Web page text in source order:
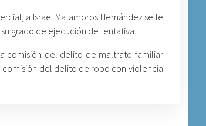
a Israel Matamoros Hernández se le
grado de ejecución de tentativa.
comisión del delito de maltrato familiar
comisión del delito de robo con violencia